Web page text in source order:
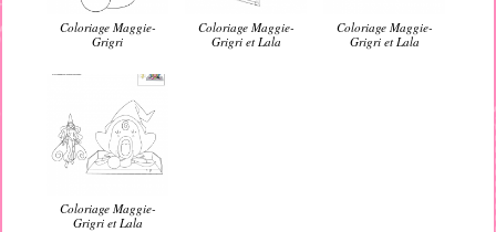
Coloriage Maggie-
Grigri
Coloriage Maggie-
Grigri et Lala
Coloriage Maggie-
Grigri et Lala
Coloriage Maggie-
Grigri et Lala